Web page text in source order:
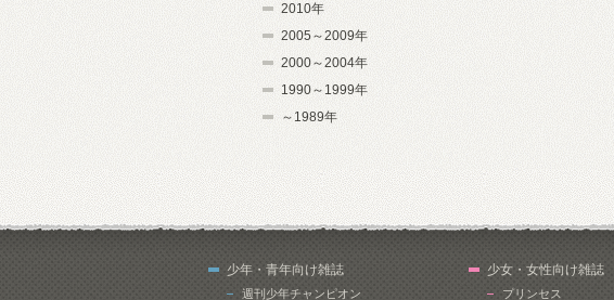
2010年
2005～2009年
2000～2004年
1990～1999年
～1989年
少年・青年向け雑誌
週刊少年チャンピオン
少女・女性向け雑誌
プリンセス